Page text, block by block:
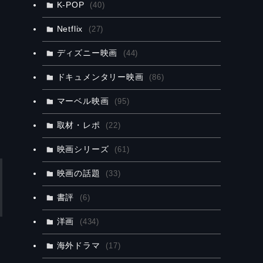
K-POP (40)
Netflix (27)
ディズニー映画 (44)
ドキュメンタリー映画 (86)
マーベル映画 (95)
取材・レポ (22)
映画シリーズ (61)
映画の話題 (33)
書評 (6)
洋画 (434)
海外ドラマ (17)